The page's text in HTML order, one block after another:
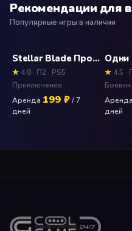
Рекомендации для
Популярные игры в наличии
Stellar Blade Прокат и аренда игры 7 дней
★ 4.8 · П2 · PS5
Приключения
Аренда 199 ₽/ 7
дней
★ 4.5 ·
Боевик
Аренда
дней